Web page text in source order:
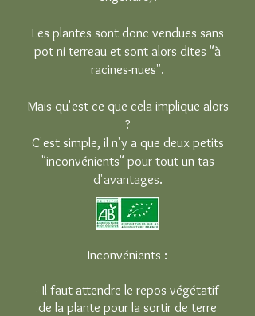
Les plantes sont donc vendues sans
pot ni terreau et sont alors dites "à
racines-nues".
Mais qu'est ce que cela implique alors
?
C'est simple, il n'y a que deux petits
"inconvénients" pour tout un tas
d'avantages.
Inconvénients :
- Il faut attendre le repos végétatif
de la plante pour la sortir de terre